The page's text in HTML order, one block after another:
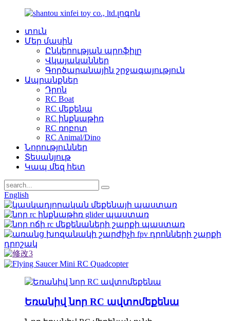
տուն
Մեր մասին
Ընկերության պրոֆիլը
Վկայականներ
Գործարանային շրջագայություն
Ապրանքներ
Դրոն
RC Boat
RC մեքենա
RC ինքնաթիռ
RC ռոբոտ
RC Animal/Dino
Նորություններ
Տեսանյութ
Կապ մեզ հետ
English
Եռանիվ նոր RC ավտոմեքենա